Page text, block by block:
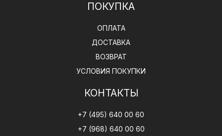
ПОКУПКА
ОПЛАТА
ДОСТАВКА
ВОЗВРАТ
УСЛОВИЯ ПОКУПКИ
КОНТАКТЫ
+7 (495) 640 00 60
+7 (968) 640 00 60